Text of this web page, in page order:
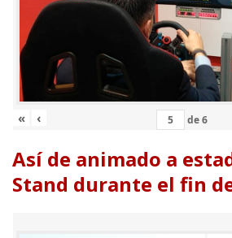
« ‹ de6
Así de animado a
Stand durante el fin